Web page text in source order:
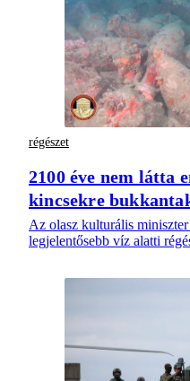
régészet
2100 éve nem látta
kincsekre
Az olasz kulturális
legjelentősebb víz alatti